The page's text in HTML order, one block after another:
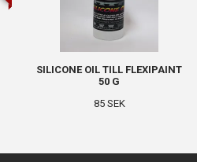
SILICONE OIL TILL FLEXIPAINT
50 G
85 SEK